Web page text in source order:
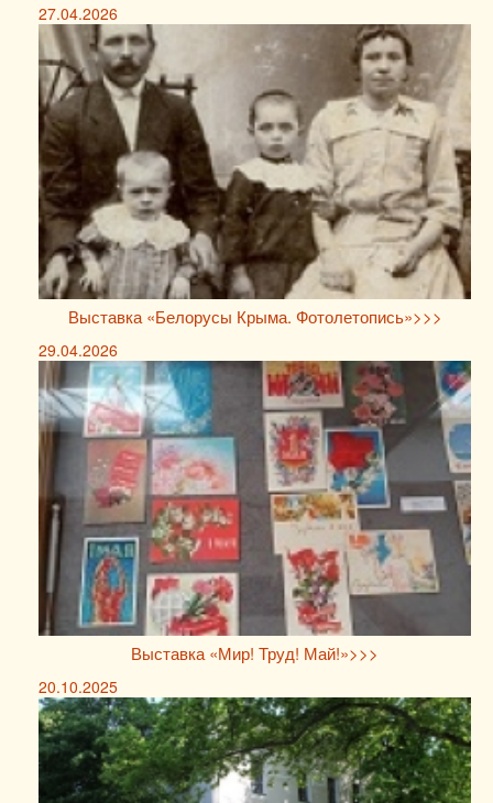
27.04.2026
Выставка «Белорусы Крыма. Фотолетопись»>>>
29.04.2026
Выставка «Мир! Труд! Май!»>>>
20.10.2025